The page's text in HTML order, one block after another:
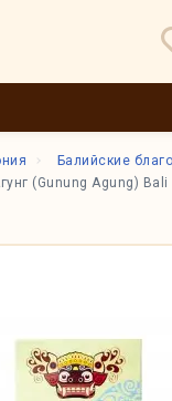
Балийские
(Gunung Agung)